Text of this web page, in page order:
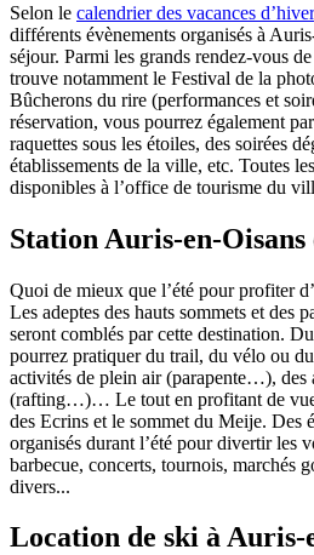
Selon le calendrier des vacances d’hiver
différents évènements organisés à
séjour. Parmi les grands rendez-vous
trouve notamment le Festival de la
Bûcherons du rire (performances et
réservation, vous pourrez également
raquettes sous les étoiles, des soirées
établissements de la ville, etc. Toutes
disponibles à l’office de tourisme du
Station Auris-en-Oisans
Quoi de mieux que l’été pour profiter
Les adeptes des hauts sommets et des
seront comblés par cette destination.
pourrez pratiquer du trail, du vélo ou
activités de plein air (parapente…), des
(rafting…)… Le tout en profitant de
des Ecrins et le sommet du Meije. Des
organisés durant l’été pour divertir les
barbecue, concerts, tournois, marchés
divers...
Location de ski à Auris-